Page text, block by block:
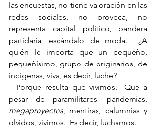
las encuestas, no tiene valoración en las
redes sociales, no provoca, no
representa capital político, bandera
partidaria, escándalo de moda.  ¿A
quién le importa que un pequeño,
pequeñísimo, grupo de originarios, de
indígenas, viva, es decir, luche?
megaproyectos, mentiras, calumnias y
olvidos, vivimos.  Es decir, luchamos.